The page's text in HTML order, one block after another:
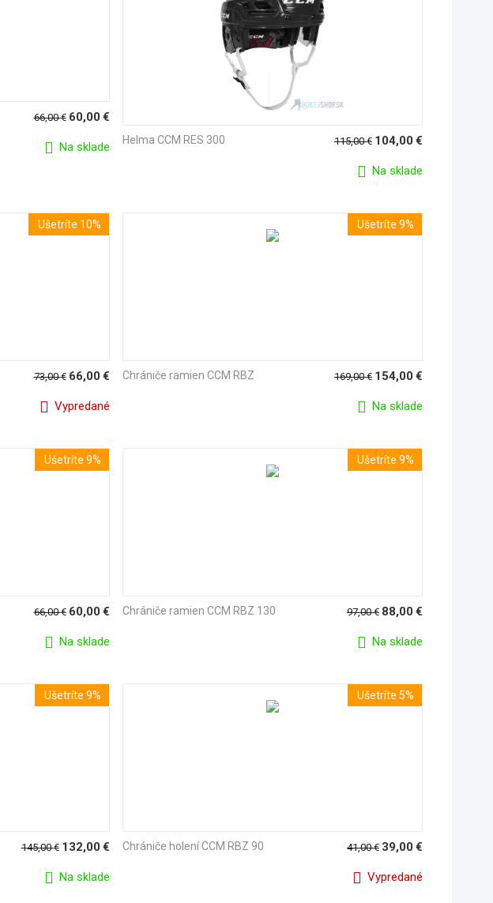
66,00 € 60,00 €
Na sklade Helma CCM RES 300 115,00 € 104,00 €
Na sklade
Ušetríte 10%
73,00 € 66,00 €
Vypredané
Ušetríte 9%
Chrániče ramien CCM RBZ 169,00 € 154,00 €
Na sklade
Ušetríte 9%
66,00 € 60,00 €
Na sklade
Ušetríte 9%
Chrániče ramien CCM RBZ 130 97,00 € 88,00 €
Na sklade
Ušetríte 9%
145,00 € 132,00 €
Na sklade
Ušetríte 5%
Chrániče holení CCM RBZ 90 41,00 € 39,00 €
Vypredané